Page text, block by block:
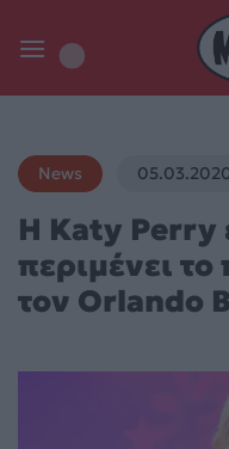
content
News
Η Katy Perry
περιμένει
τον Orlando